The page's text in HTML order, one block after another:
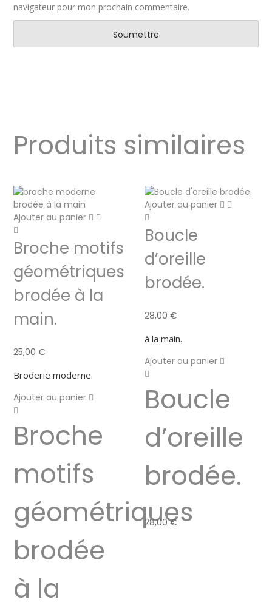
navigateur pour mon prochain commentaire.
Produits similaires
Ajouter au panier
Broche motifs
géométriques
brodée à la
main.
25,00 €
Broderie moderne.
Ajouter au panier
Broche
motifs
géométriques
brodée
à la
Ajouter au panier
Boucle
d’oreille
brodée.
28,00 €
à la main.
Ajouter au panier
Boucle
d’oreille
brodée.
28,00€